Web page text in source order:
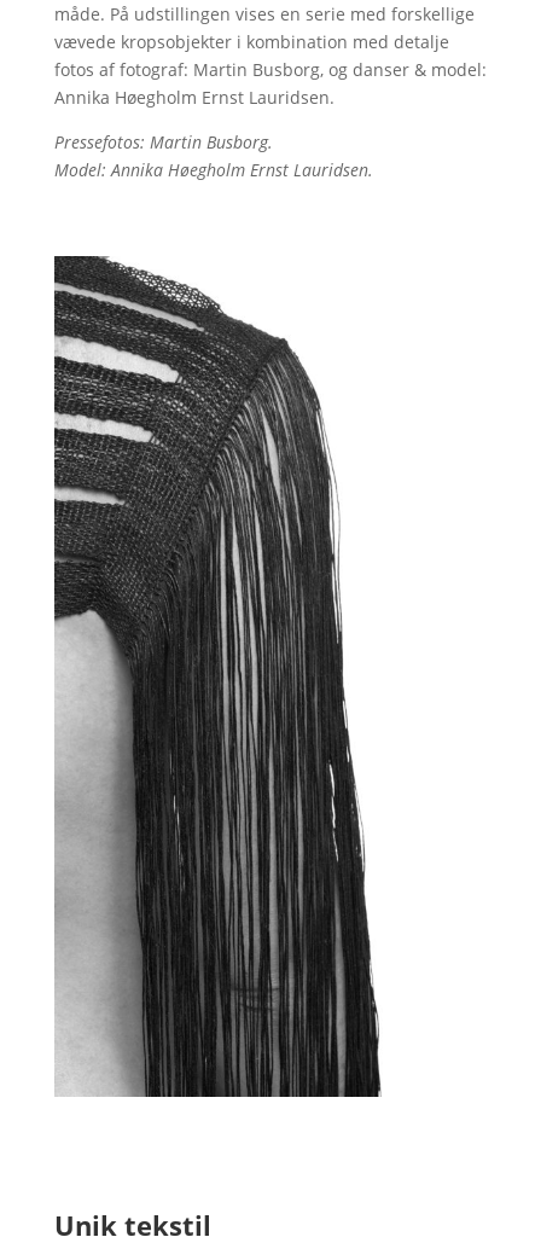
måde. På udstillingen vises en serie med forskellige
vævede kropsobjekter i kombination med detalje
fotos af fotograf: Martin Busborg, og danser & model:
Annika Høegholm Ernst Lauridsen.
Pressefotos: Martin Busborg.
Model: Annika Høegholm Ernst Lauridsen.
Unik tekstil